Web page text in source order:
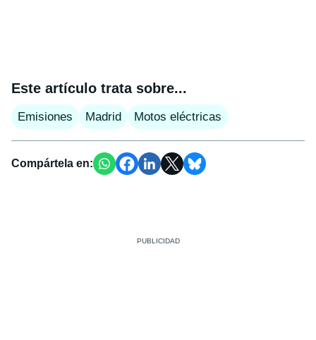
Este artículo trata sobre...
Emisiones Madrid Motos eléctricas
Compártela en: